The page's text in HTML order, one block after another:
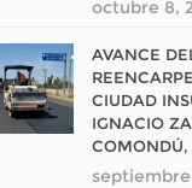
octubre 8,
AVANCE
CIUDAD
IGNACIO
COMONDÚ,
septiembre